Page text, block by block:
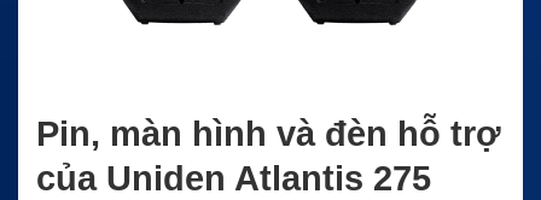
Pin, màn hình và đèn hỗ trợ
của Uniden Atlantis 275